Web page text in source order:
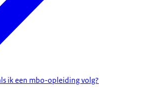
ik een mbo-opleiding volg?